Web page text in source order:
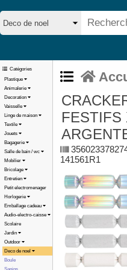
Catégories
Plastique
Animalerie
Decoration
Vaisselle
Linge de maison
Textile
Jouets
Bagagerie
Salle de bain / wc
Mobilier
Bricolage
Entretien
Petit electromenager
Horlogerie
Emballage cadeau
Audio-electro-caisse
Scolaire
Jardin
Outdoor
Deco de noel
Boule
FESTIFS
141561R1